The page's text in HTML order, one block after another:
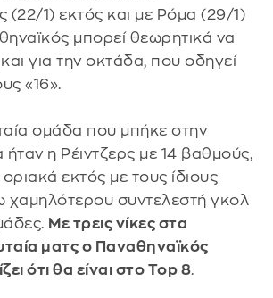
(22/1) εκτός και με Ρόμα (29/1)
μπορεί θεωρητικά να
για την οκτάδα, που οδηγεί
«16».
ομάδα που μπήκε στην
η Ρέιντζερς με 14 βαθμούς,
οριακά εκτός με τους ίδιους
συντελεστή γκολ
Με τρεις νίκες στα
ματς ο Παναθηναϊκός
ότι θα είναι στο Top 8.